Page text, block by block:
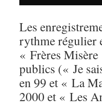
Les
rythme régulier
« Frères
publics (« Je
en 99 et « La
2000 et « Les